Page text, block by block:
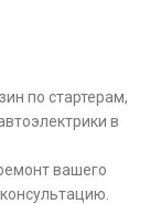
по стартерам,
в
вашего